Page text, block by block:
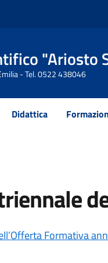
"Ariosto
- Tel. 0522 438046
Didattica
Formativa